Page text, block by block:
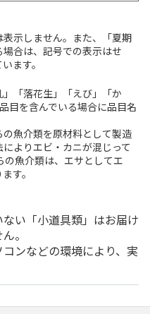
示しません。また、「夏期
合は、記号での表示はせ
ます。
「落花生」「えび」「か
目を含んでいる場合に品目名
魚介類を原材料として製造
よりエビ・カニが混じって
の魚介類は、エサとしてエ
す。
い「小道具類」はお届け
。
ンなどの環境により、実